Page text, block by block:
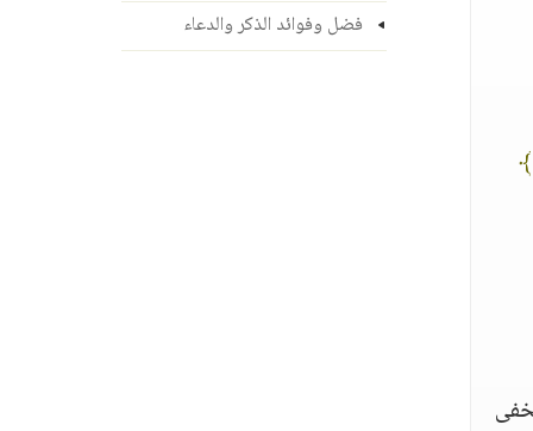
فضل وفوائد الذكر والدعاء